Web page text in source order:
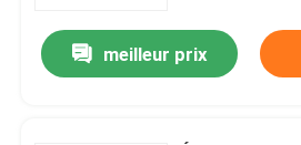
Clôture de sécurité
meilleur prix